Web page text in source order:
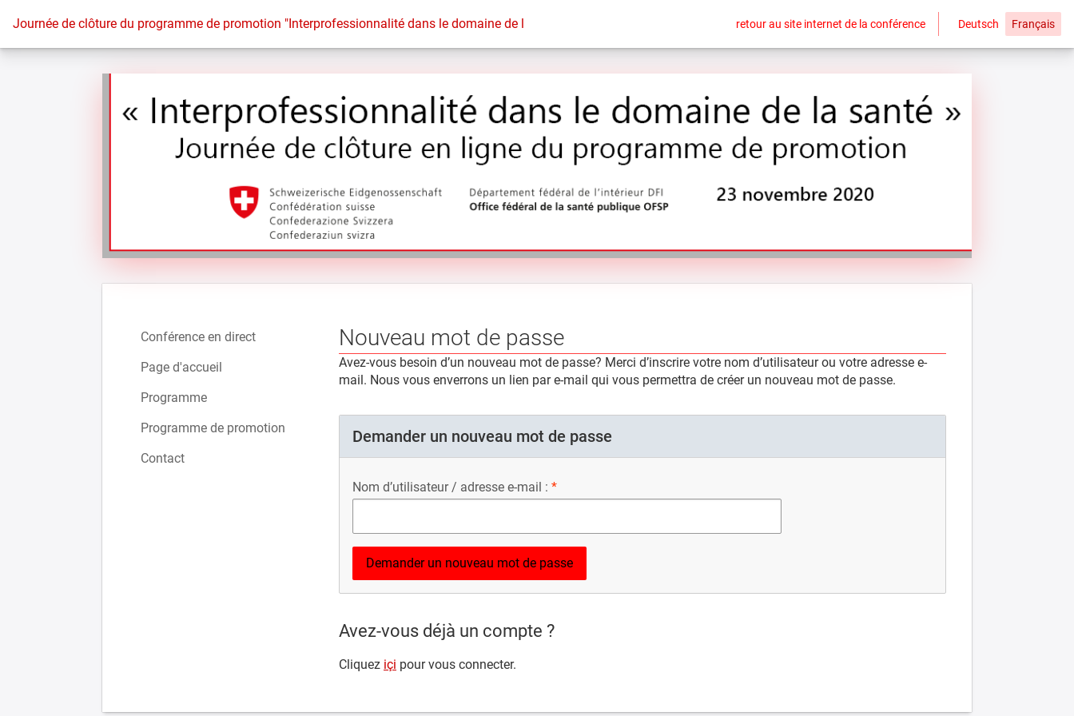
Vers la page d'accueil
Journée de clôture du programme de promotion "Interprofessionnalité dans le domaine de la santé" retour au site internet de la conférence Deutsch Français
Conférence en direct
Page d'accueil
Programme
Programme de promotion
Contact
Nouveau mot de passe
Avez-vous besoin d’un nouveau mot de passe? Merci d’inscrire votre nom d’utilisateur ou votre adresse e-
mail. Nous vous enverrons un lien par e-mail qui vous permettra de créer un nouveau mot de passe.
Demander un nouveau mot de passe
Nom d’utilisateur / adresse e-mail :
Avez-vous déjà un compte ?
Cliquez içi pour vous connecter.